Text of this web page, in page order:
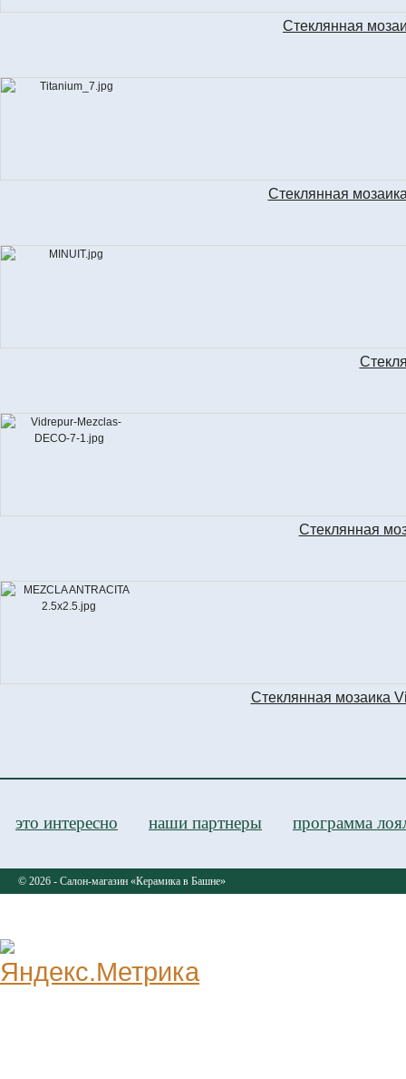
Стеклянная
Стеклянная
Стеклянная
Стеклянная мозаика
это интересно наши партнеры программа
© 2026 - Салон-магазин «Керамика в Башне»